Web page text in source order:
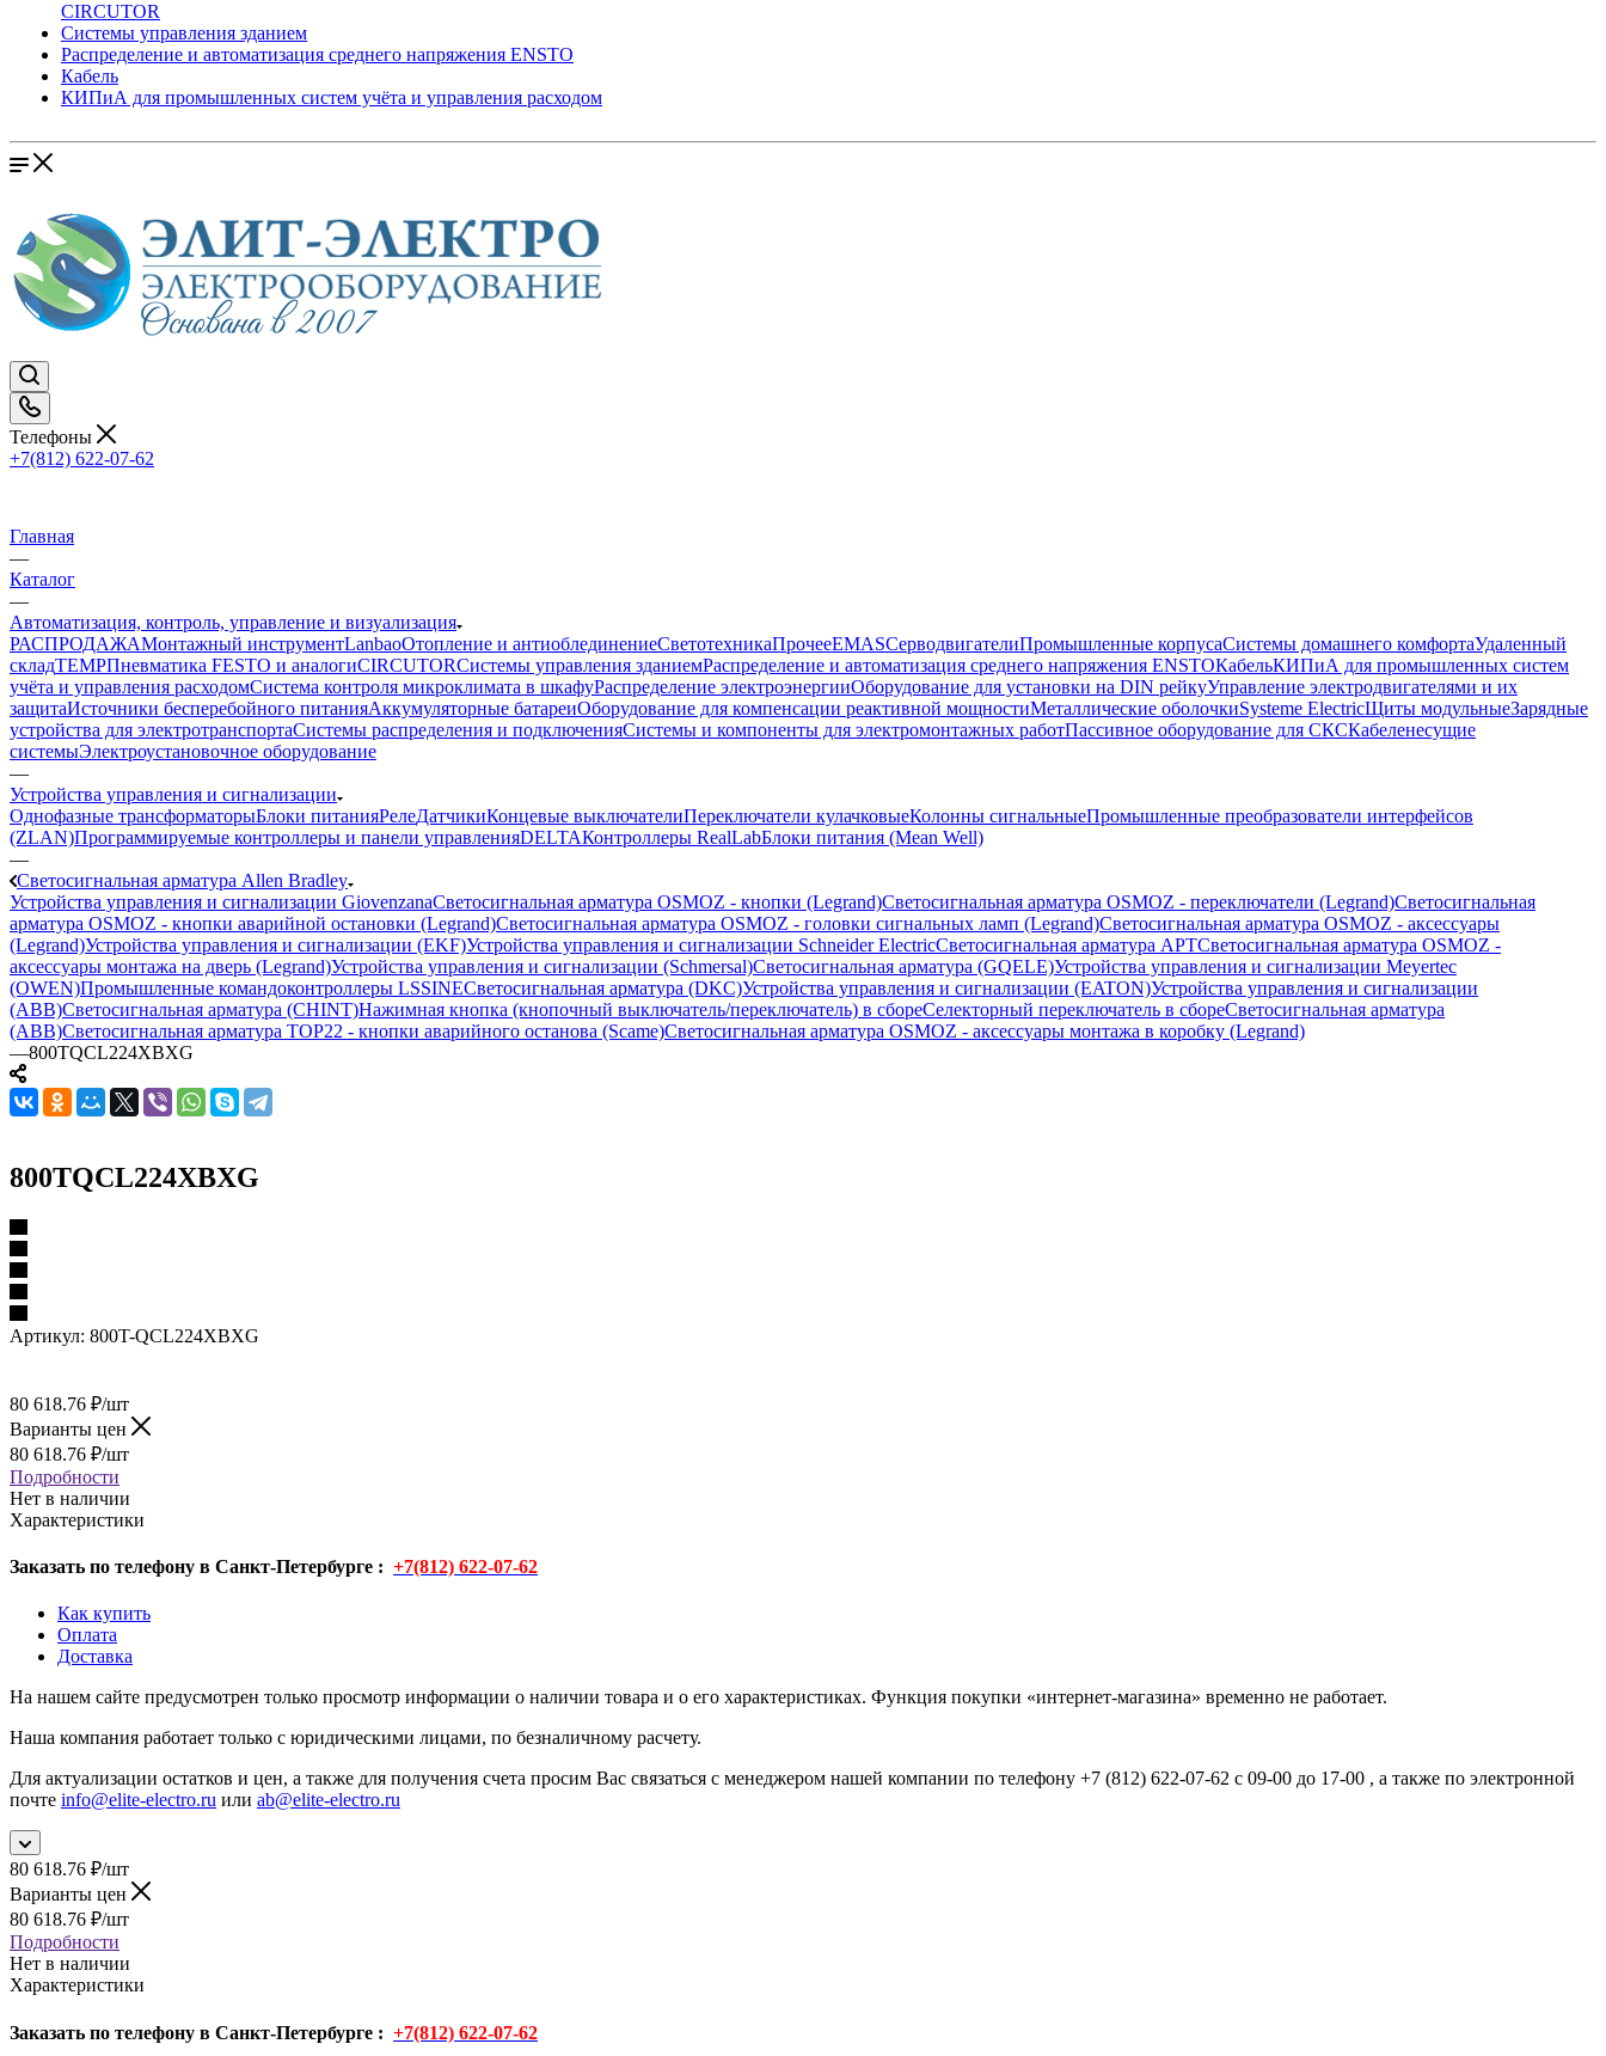
CIRCUTOR
Системы управления зданием
Распределение и автоматизация среднего напряжения ENSTO
Кабель
КИПиА для промышленных систем учёта и управления расходом
Телефоны
+7(812) 622-07-62
Главная
—
Каталог
—
Автоматизация, контроль, управление и визуализация
РАСПРОДАЖАМонтажный инструментLanbaoОтопление и антиоблединениеСветотехникаПрочееEMASCерводвигателиПромышленные корпусаСистемы домашнего комфортаУдаленный
складTEMPПневматика FESTO и аналогиCIRCUTORСистемы управления зданиемРаспределение и автоматизация среднего напряжения ENSTOКабельКИПиА для промышленных систем
учёта и управления расходомСистема контроля микроклимата в шкафуРаспределение электроэнергииОборудование для установки на DIN рейкуУправление электродвигателями и их
защитаИсточники бесперебойного питанияАккумуляторные батареиОборудование для компенсации реактивной мощностиМеталлические оболочкиSysteme ElectricЩиты модульныеЗарядные
устройства для электротранспортаСистемы распределения и подключенияСистемы и компоненты для электромонтажных работПассивное оборудование для СКСКабеленесущие
системыЭлектроустановочное оборудование
—
Устройства управления и сигнализации
Однофазные трансформаторыБлоки питанияРелеДатчикиКонцевые выключателиПереключатели кулачковыеКолонны сигнальныеПромышленные преобразователи интерфейсов
(ZLAN)Программируемые контроллеры и панели управленияDELTAКонтроллеры RealLabБлоки питания (Mean Well)
—
Светосигнальная арматура Allen Bradley
Устройства управления и сигнализации GiovenzanaСветосигнальная арматура OSMOZ - кнопки (Legrand)Светосигнальная арматура OSMOZ - переключатели (Legrand)Светосигнальная
арматура OSMOZ - кнопки аварийной остановки (Legrand)Светосигнальная арматура OSMOZ - головки сигнальных ламп (Legrand)Светосигнальная арматура OSMOZ - аксессуары
(Legrand)Устройства управления и сигнализации (EKF)Устройства управления и сигнализации Schneider ElectricСветосигнальная арматура APTСветосигнальная арматура OSMOZ -
аксессуары монтажа на дверь (Legrand)Устройства управления и сигнализации (Schmersal)Светосигнальная арматура (GQELE)Устройства управления и сигнализации Meyertec
(OWEN)Промышленные командоконтроллеры LSSINEСветосигнальная арматура (DKC)Устройства управления и сигнализации (EATON)Устройства управления и сигнализации
(ABB)Светосигнальная арматура (CHINT)Нажимная кнопка (кнопочный выключатель/переключатель) в сбореСелекторный переключатель в сбореСветосигнальная арматура
(ABB)Светосигнальная арматура TOP22 - кнопки аварийного останова (Scame)Светосигнальная арматура OSMOZ - аксессуары монтажа в коробку (Legrand)
—800TQCL224XBXG
800TQCL224XBXG
Артикул: 800T-QCL224XBXG
80 618.76 ₽/шт
Варианты цен
80 618.76 ₽/шт
Подробности
Нет в наличии
Характеристики
Заказать по телефону в Санкт-Петербурге : +7(812) 622-07-62
Как купить
Оплата
Доставка
На нашем сайте предусмотрен только просмотр информации о наличии товара и о его характеристиках. Функция покупки «интернет-магазина» временно не работает.
Наша компания работает только с юридическими лицами, по безналичному расчету.
Для актуализации остатков и цен, а также для получения счета просим Вас связаться с менеджером нашей компании по телефону +7 (812) 622-07-62 с 09-00 до 17-00 , а также по электронной
почте info@elite-electro.ru или ab@elite-electro.ru
80 618.76 ₽/шт
Варианты цен
80 618.76 ₽/шт
Подробности
Нет в наличии
Характеристики
Заказать по телефону в Санкт-Петербурге : +7(812) 622-07-62